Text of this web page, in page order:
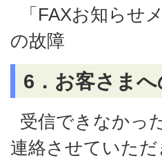
「FAXお知らせ
の故障
6．お客さま
受信できなかっ
連絡させていただ